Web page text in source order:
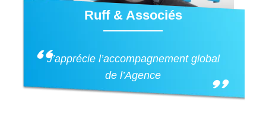
Ruff & Associés
J’apprécie l’accompagnement global
de l’Agence